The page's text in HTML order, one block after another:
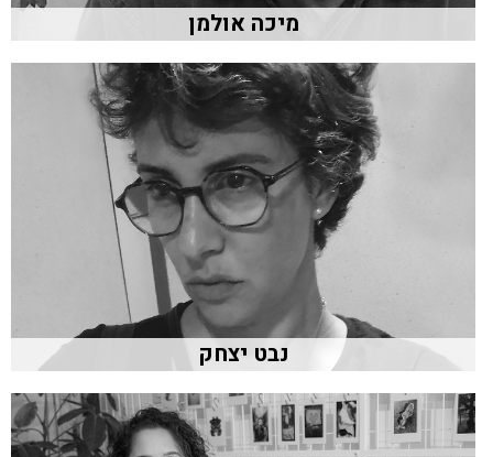
מיכה אולמן
נבט יצחק